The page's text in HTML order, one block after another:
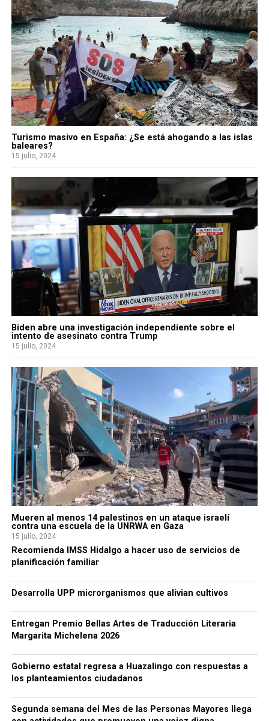
Turismo masivo en España: ¿Se está ahogando a las islas
baleares?
15 julio, 2024
Biden abre una investigación independiente sobre el
intento de asesinato contra Trump
15 julio, 2024
Mueren al menos 14 palestinos en un ataque israelí
contra una escuela de la UNRWA en Gaza
15 julio, 2024
Recomienda IMSS Hidalgo a hacer uso de servicios de
planificación familiar
Desarrolla UPP microrganismos que alivian cultivos
Entregan Premio Bellas Artes de Traducción Literaria
Margarita Michelena 2026
Gobierno estatal regresa a Huazalingo con respuestas a
los planteamientos ciudadanos
Segunda semana del Mes de las Personas Mayores llega